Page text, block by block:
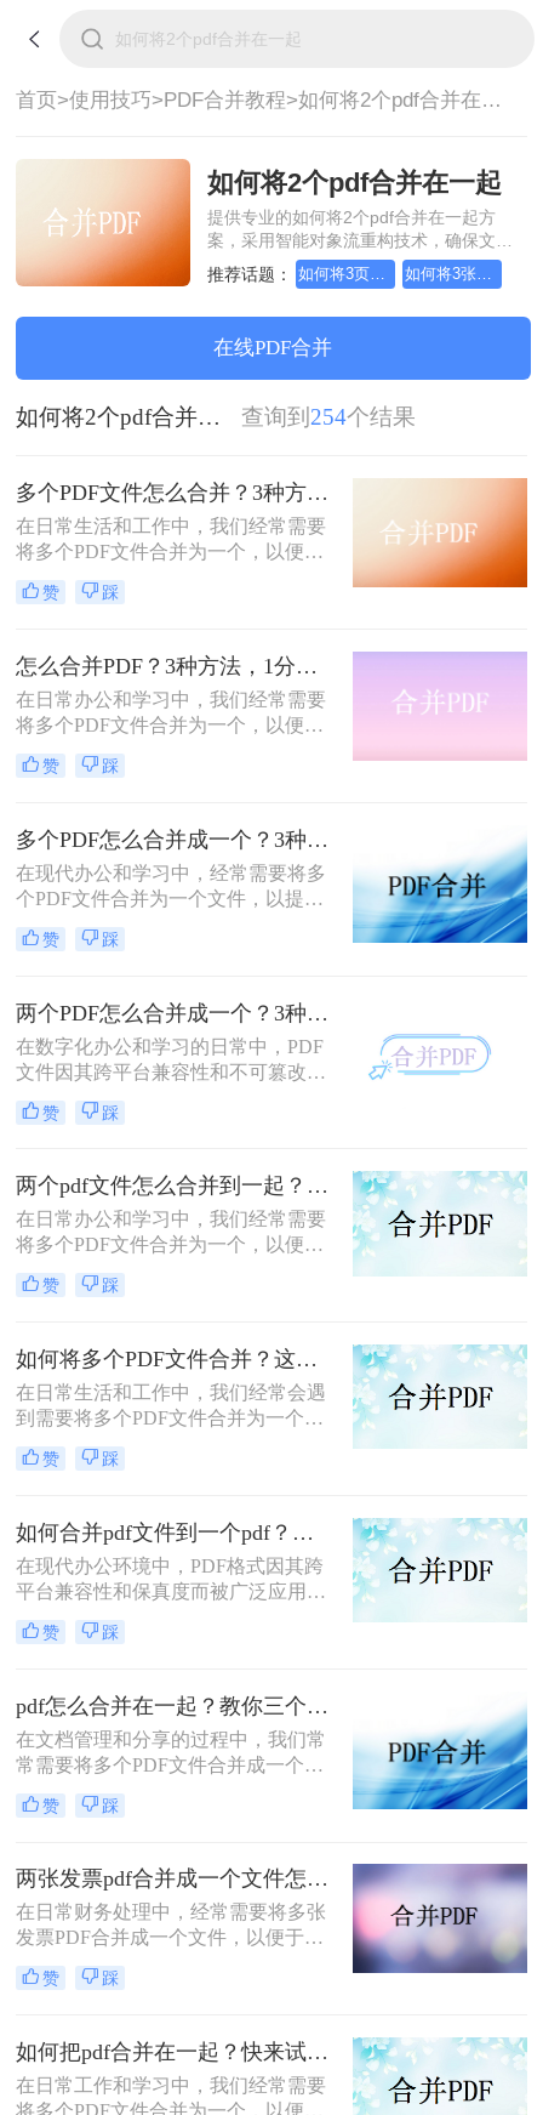
首页>使用技巧>PDF合并教程> 如何将2个pdf合并在一起
如何将2个pdf合并在一起
提供专业的如何将2个pdf合并在一起方
案，采用智能对象流重构技术，确保文档
1:1高保真还原且排版不乱码。支持一键批
量处理，全链路 SSL 加密保障隐私安全。
无需安装，高效办公。
推荐话题： 如何将3页pdf合并为1页 如何将3张pdf合并为1张
在线PDF合并
如何将2个pdf合并在一起 查询到 254个结果
多个PDF文件怎么合并？3种方法，1分钟轻松搞定！!
在日常生活和工作中，我们经常需要
将多个PDF文件合并为一个，以便于
分享、存档或打印。那么如何合并pdf
文件呢？本文将介绍三种常用的PDF
赞 踩
怎么合并PDF？3种方法，1分钟轻松搞定！！
在日常办公和学习中，我们经常需要
将多个PDF文件合并为一个，以便于
分享、存储和管理。那么怎么合并pdf
呢？本文将介绍四种合并PDF的方
任务。
赞 踩
多个PDF怎么合并成一个？3种方法，1分钟全搞定！！
在现代办公和学习中，经常需要将多
个PDF文件合并为一个文件，以提高
文档管理的便利性和效率。那么多个
pdf怎么合并成一个pdf呢？本文将介
赞 踩
两个PDF怎么合并成一个？3种方法，1分钟轻松搞定！
在数字化办公和学习的日常中，PDF
文件因其跨平台兼容性和不可篡改性
而广受欢迎。然而，当需要处理多个
PDF文件时，将它们合并成一个文件
两个PDF文件呢？本文将介绍三种合
并PDF文件的方法。
赞 踩
两个pdf文件怎么合并到一起？这三种合并方法超实用！
在日常办公和学习中，我们经常需要
将多个PDF文件合并为一个，以便于
阅读、分享或存档。那么两个pdf文件
怎么合并到一起呢？本文将介绍三种
赞 踩
如何将多个PDF文件合并？这两个高效方法帮你解决！
在日常生活和工作中，我们经常会遇
到需要将多个PDF文件合并为一个的
情况，以便于查阅、分享或存档。那
么如何将多个PDF文件合并呢？本文
赞 踩
如何合并pdf文件到一个pdf？分享三种不同的方法来帮助您轻松合并！
在现代办公环境中，PDF格式因其跨
平台兼容性和保真度而被广泛应用于
文档管理和分享。然而，当需要整合
多个PDF文件时，找到一种简单且有
何合并pdf文件到一个pdf呢？本文将
介绍三种不同的方法来帮助您轻松地
将多个PDF文件合并成一个PDF文
件。
赞 踩
pdf怎么合并在一起？教你三个好用办法！
在文档管理和分享的过程中，我们常
常需要将多个PDF文件合并成一个单
一的文件，以简化发送、存储或打印
的过程。无论是为了创建综合报告、
握pdf怎么合并在一起是一项非常实用
的技能。本文将介绍三种不同的PDF
合并方法。
赞 踩
两张发票pdf合并成一个文件怎么弄？掌握这3种方法轻松合并！
在日常财务处理中，经常需要将多张
发票PDF合并成一个文件，以便于归
档、分享或打印。那么两张发票pdf合
并成一个文件怎么弄呢？本文将介绍
的方法。
赞 踩
如何把pdf合并在一起？快来试试这3种合并方法！
在日常工作和学习中，我们经常需要